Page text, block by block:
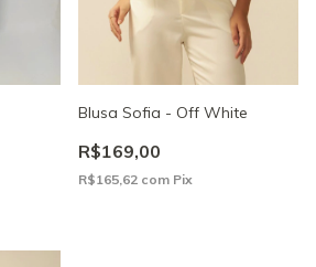
Blusa Sofia - Off White
R$169,00
R$165,62 com Pix